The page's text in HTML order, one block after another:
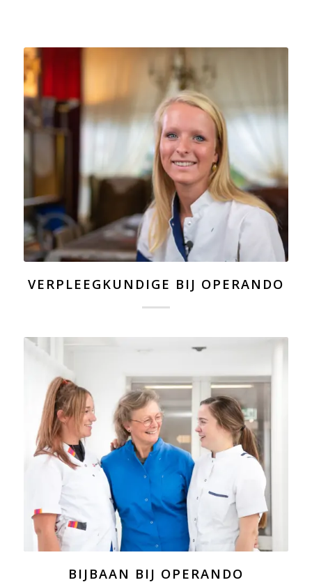
VERPLEEGKUNDIGE BIJ OPERANDO
BIJBAAN BIJ OPERANDO